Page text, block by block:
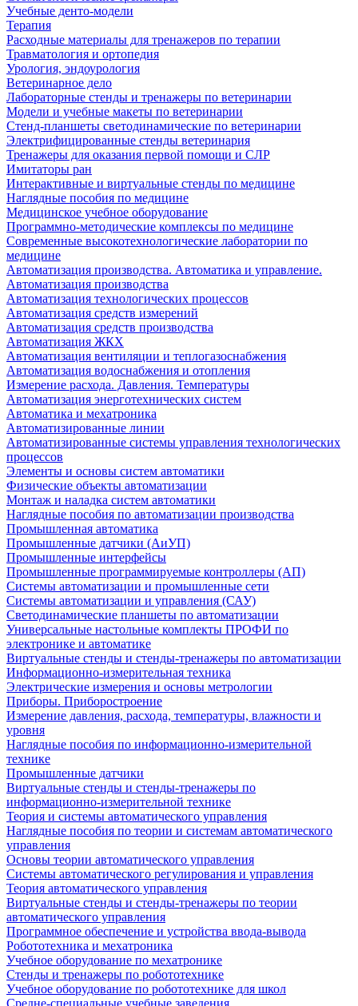
Учебные денто-модели
Терапия
Расходные материалы для тренажеров по терапии
Травматология и ортопедия
Урология, эндоурология
Ветеринарное дело
Лабораторные стенды и тренажеры по ветеринарии
Модели и учебные макеты по ветеринарии
Стенд-планшеты светодинамические по ветеринарии
Электрифицированные стенды ветеринария
Тренажеры для оказания первой помощи и СЛР
Имитаторы ран
Интерактивные и виртуальные стенды по медицине
Наглядные пособия по медицине
Медицинское учебное оборудование
Программно-методические комплексы по медицине
Современные высокотехнологические лаборатории по
медицине
Автоматизация производства. Автоматика и управление.
Автоматизация производства
Автоматизация технологических процессов
Автоматизация средств измерений
Автоматизация средств производства
Автоматизация ЖКХ
Автоматизация вентиляции и теплогазоснабжения
Автоматизация водоснабжения и отопления
Измерение расхода. Давления. Температуры
Автоматизация энерготехнических систем
Автоматика и мехатроника
Автоматизированные линии
Автоматизированные системы управления технологических
процессов
Элементы и основы систем автоматики
Физические объекты автоматизации
Монтаж и наладка систем автоматики
Наглядные пособия по автоматизации производства
Промышленная автоматика
Промышленные датчики (АиУП)
Промышленные интерфейсы
Промышленные программируемые контроллеры (АП)
Системы автоматизации и промышленные сети
Системы автоматизации и управления (САУ)
Светодинамические планшеты по автоматизации
Универсальные настольные комплекты ПРОФИ по
электронике и автоматике
Виртуальные стенды и стенды-тренажеры по автоматизации
Информационно-измерительная техника
Электрические измерения и основы метрологии
Приборы. Приборостроение
Измерение давления, расхода, температуры, влажности и
уровня
Наглядные пособия по информационно-измерительной
технике
Промышленные датчики
Виртуальные стенды и стенды-тренажеры по
информационно-измерительной технике
Теория и системы автоматического управления
Наглядные пособия по теории и системам автоматического
управления
Основы теории автоматического управления
Системы автоматического регулирования и управления
Теория автоматического управления
Виртуальные стенды и стенды-тренажеры по теории
автоматического управления
Программное обеспечение и устройства ввода-вывода
Робототехника и мехатроника
Учебное оборудование по мехатронике
Стенды и тренажеры по робототехнике
Учебное оборудование по робототехнике для школ
Средне-специальные учебные заведения